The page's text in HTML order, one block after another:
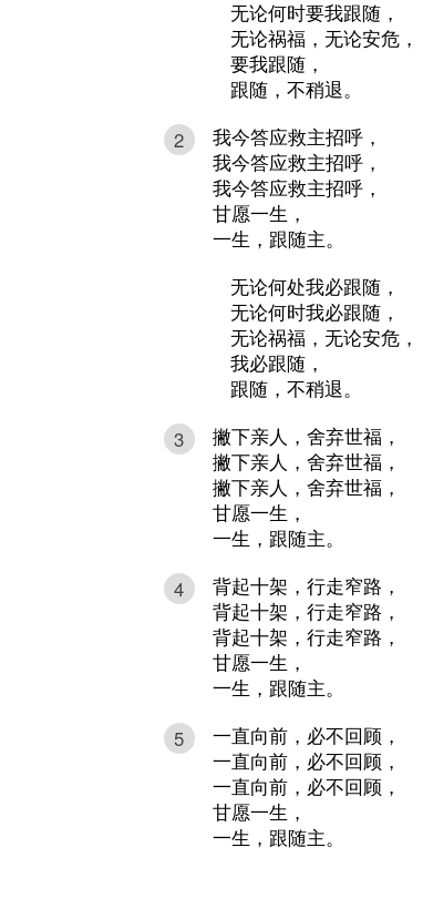
无论何时要我跟随，
无论祸福，无论安危，
要我跟随，
跟随，不稍退。
2
我今答应救主招呼，
我今答应救主招呼，
我今答应救主招呼，
甘愿一生，
一生，跟随主。
无论何处我必跟随，
无论何时我必跟随，
无论祸福，无论安危，
我必跟随，
跟随，不稍退。
3
撇下亲人，舍弃世福，
撇下亲人，舍弃世福，
撇下亲人，舍弃世福，
甘愿一生，
一生，跟随主。
4
背起十架，行走窄路，
背起十架，行走窄路，
背起十架，行走窄路，
甘愿一生，
一生，跟随主。
5
一直向前，必不回顾，
一直向前，必不回顾，
一直向前，必不回顾，
甘愿一生，
一生，跟随主。